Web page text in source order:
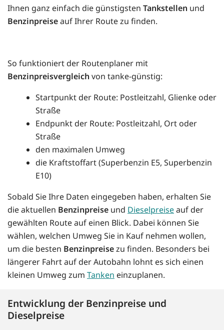
Ihnen ganz einfach die günstigsten Tankstellen und
Benzinpreiseauf Ihrer Route zu finden.
So funktioniert der Routenplaner mit
Benzinpreisvergleich von tanke-günstig:
Startpunkt der Route: Postleitzahl, Glienke oder
Straße
Endpunkt der Route: Postleitzahl, Ort oder
Straße
den maximalen Umweg
die Kraftstoffart (Superbenzin E5, Superbenzin
E10)
Sobald Sie Ihre Daten eingegeben haben, erhalten Sie
die aktuellen Benzinpreise und Dieselpreiseauf der
gewählten Route auf einen Blick. Dabei können Sie
wählen, welchen Umweg Sie in Kauf nehmen wollen,
um die besten Benzinpreisezu finden. Besonders bei
längerer Fahrt auf der Autobahn lohnt es sich einen
kleinen Umweg zum Tanken einzuplanen.
Entwicklung der Benzinpreise und
Dieselpreise